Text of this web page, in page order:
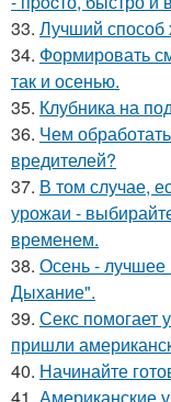
33. Лучший способ
34. Формировать
так и осенью.
35. Клубника на
36. Чем
вредителей?
37. В том случае,
урожаи -
временем.
38. Осень - лучшее
Дыхание".
39. Секс помогает
пришли
40. Начинайте
41. Американские